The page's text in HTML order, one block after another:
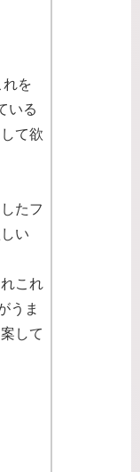
れを
いる
て欲
たフ
い
これ
うま
して